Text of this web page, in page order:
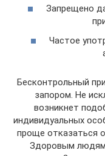
Запрещено
Частое
Бесконтрольный
запором. Не
возникнет
индивидуальных
проще отказаться
Здоровым людям